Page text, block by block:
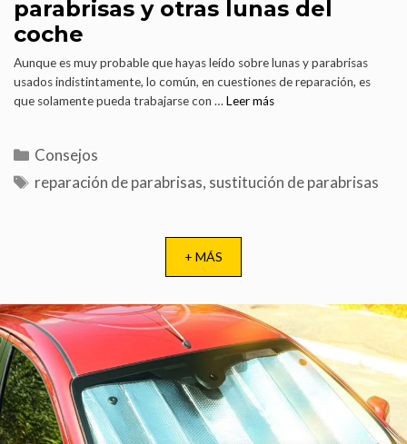
parabrisas y otras lunas del
coche
Aunque es muy probable que hayas leído sobre lunas y parabrisas
usados indistintamente, lo común, en cuestiones de reparación, es
que solamente pueda trabajarse con … Leer más
Consejos
reparación de parabrisas, sustitución de parabrisas
+ MÁS